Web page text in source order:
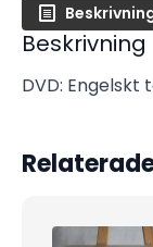
Beskrivning
DVD: Engelskt